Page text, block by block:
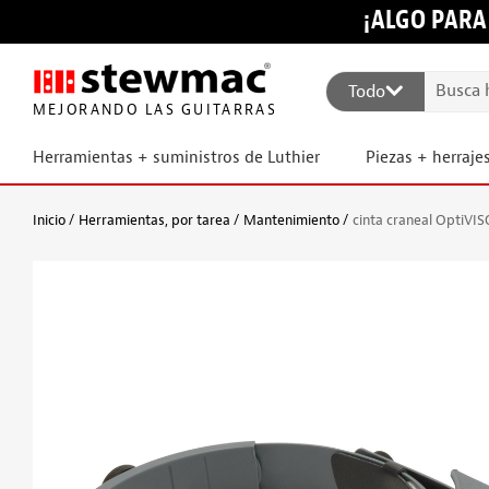
¡ALGO
MEJORANDO LAS GUITARRAS
Todo
Herramientas + suministros de Luthier Piezas +
Inicio Herramientas, por tarea Mantenimiento cinta craneal